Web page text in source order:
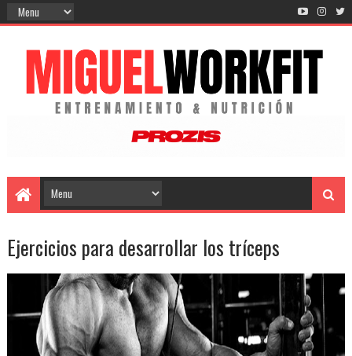
Ejercicios para desarrollar los tríceps